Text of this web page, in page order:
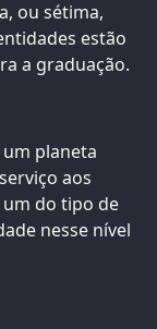
ou sétima,
estão
a graduação.
planeta
aos
do tipo de
nesse nível